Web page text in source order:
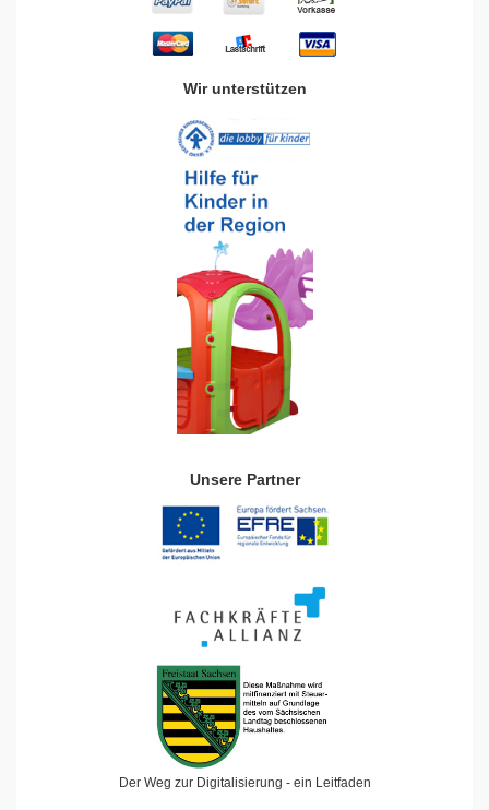
Wir unterstützen
Unsere Partner
Der Weg zur Digitalisierung - ein Leitfaden